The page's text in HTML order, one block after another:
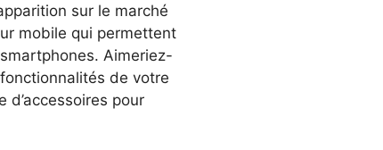
sur le marché
mobile qui permettent
Aimeriez-
de votre
d’accessoires pour